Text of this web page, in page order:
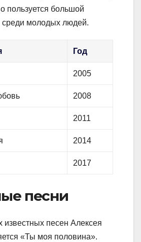
пользуется большой
среди молодых людей.
Год
2005
2008
2011
2014
2017
песни
песен Алексея
«Ты моя половина».